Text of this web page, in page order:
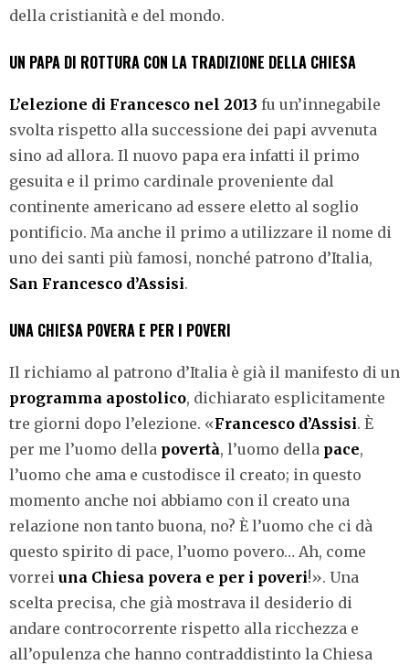
della cristianità e del mondo.
UN PAPA DI ROTTURA CON LA TRADIZIONE DELLA CHIESA
L’elezione di Francesco nel 2013 fu un’innegabile
svolta rispetto alla successione dei papi avvenuta
sino ad allora. Il nuovo papa era infatti il primo
gesuita e il primo cardinale proveniente dal
continente americano ad essere eletto al soglio
pontificio. Ma anche il primo a utilizzare il nome di
uno dei santi più famosi, nonché patrono d’Italia,
San Francesco d’Assisi.
UNA CHIESA POVERA E PER I POVERI
Il richiamo al patrono d’Italia è già il manifesto di un
programma apostolico, dichiarato esplicitamente
tre giorni dopo l’elezione. «Francesco d’Assisi. È
per me l’uomo della povertà, l’uomo della pace,
l’uomo che ama e custodisce il creato; in questo
momento anche noi abbiamo con il creato una
relazione non tanto buona, no? È l’uomo che ci dà
questo spirito di pace, l’uomo povero… Ah, come
vorrei una Chiesa povera e per i poveri!». Una
scelta precisa, che già mostrava il desiderio di
andare controcorrente rispetto alla ricchezza e
all’opulenza che hanno contraddistinto la Chiesa